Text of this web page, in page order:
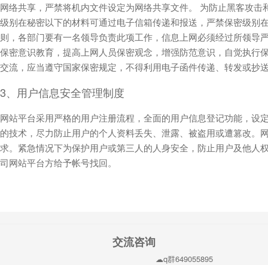
网络共享，严禁将机内文件设定为网络共享文件。 为防止黑客攻
级别在秘密以下的材料可通过电子信箱传递和报送，严禁保密级别
则，各部门要有一名领导负责此项工作，信息上网必须经过所领
保密意识教育，提高上网人员保密观念，增强防范意识，自觉执
交流，应当遵守国家保密规定，不得利用电子函件传递、转发或抄
3、用户信息安全管理制度
网站平台采用严格的用户注册流程，全面的用户信息登记功能，
的技术，尽力防止用户的个人资料丢失、泄露、被盗用或遭篡改
求。紧急情况下为保护用户或第三人的人身安全，防止用户及他
司网站平台方给予帐号找回。
交流咨询
q群649055895